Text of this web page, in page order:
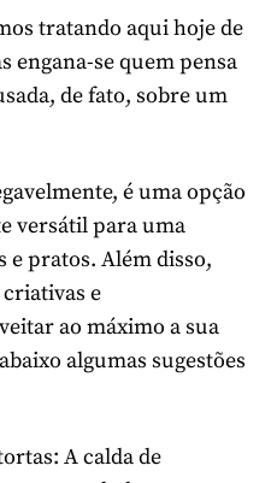
tratando aqui hoje de
engana-se quem pensa
de fato, sobre um
é uma opção
versátil para uma
e pratos. Além disso,
e
ao máximo a sua
algumas sugestões
A calda de